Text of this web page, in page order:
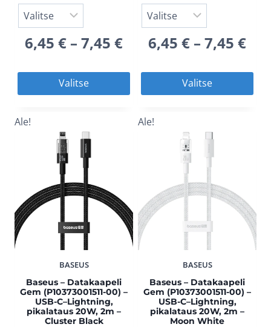
6,45 € – 7,45 €Hintaluokka:
6,45 €
–
7,45 €
Valitse
on
muunnelma.
tehdä
valinnat
tuotteen
6,45 € – 7,45 €
–
Valitse
Ale!
BASEUS
Baseus – Datakaapeli
Gem (P10373001511-00) –
USB-C–Lightning,
pikalataus 20W, 2m –
Cluster Black
Ale!
BASEUS
Baseus – Datakaapeli
Gem (P10373001511-00) –
USB-C–Lightning,
pikalataus 20W, 2m –
Moon White